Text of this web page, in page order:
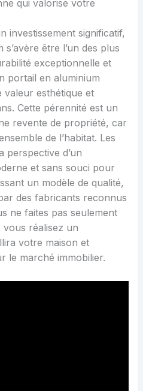
qui valorise votre
investissement significatif,
s’avère être l’un des plus
exceptionnelle et
portail en aluminium
esthétique et
Cette pérennité est un
revente de propriété, car
de l’habitat. Les
perspective d’un
et sans souci pour
un modèle de qualité,
des fabricants reconnus
ne faites pas seulement
vous réalisez un
votre maison et
le marché immobilier.